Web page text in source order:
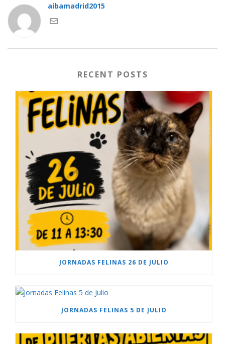
aibamadrid2015
RECENT POSTS
JORNADAS FELINAS 26 DE JULIO
JORNADAS FELINAS 5 DE JULIO